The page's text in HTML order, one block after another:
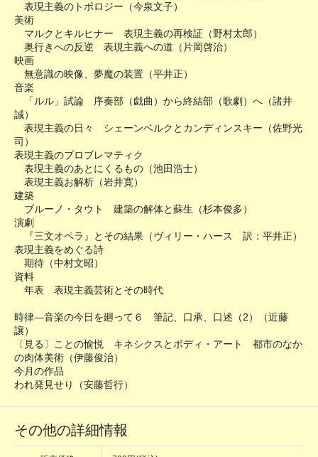
表現主義のトポロジー（今泉文子）
美術
マルクとキルヒナー 表現主義の再検証（野村太郎）
奥行きへの反逆 表現主義への道（片岡啓治）
映画
無意識の映像、夢魔の装置（平井正）
音楽
「ルル」試論 序奏部（戯曲）から終結部（歌劇）へ（諸井
誠）
表現主義の日々 シェーンベルクとカンディンスキー（佐野光
司）
表現主義のプロブレマティク
表現主義のあとにくるもの（池田浩士）
表現主義お解析（岩井寛）
建築
ブルーノ・タウト 建築の解体と蘇生（杉本俊多）
演劇
『三文オペラ』とその結果（ヴィリー・ハース 訳：平井正）
表現主義をめぐる詩
期待（中村文昭）
資料
年表 表現主義芸術とその時代
時律―音楽の今日を廻って６ 筆記、口承、口述（2）（近藤
譲）
〔見る〕ことの愉悦 キネシクスとボディ・アート 都市のなか
の肉体美術（伊藤俊治）
今月の作品
われ発見せり（安藤哲行）
その他の詳細情報